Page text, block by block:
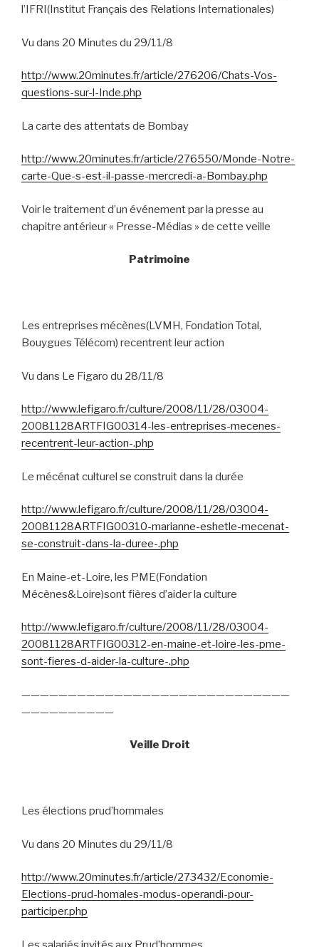
l’IFRI(Institut Français des Relations Internationales)
Vu dans 20 Minutes du 29/11/8
http://www.20minutes.fr/article/276206/Chats-Vos-
questions-sur-l-Inde.php
La carte des attentats de Bombay
http://www.20minutes.fr/article/276550/Monde-Notre-
carte-Que-s-est-il-passe-mercredi-a-Bombay.php
Voir le traitement d’un événement par la presse au
chapitre antérieur « Presse-Médias » de cette veille
Patrimoine
Les entreprises mécènes(LVMH, Fondation Total,
Bouygues Télécom) recentrent leur action
Vu dans Le Figaro du 28/11/8
http://www.lefigaro.fr/culture/2008/11/28/03004-
20081128ARTFIG00314-les-entreprises-mecenes-
recentrent-leur-action-.php
Le mécénat culturel se construit dans la durée
http://www.lefigaro.fr/culture/2008/11/28/03004-
20081128ARTFIG00310-marianne-eshetle-mecenat-
se-construit-dans-la-duree-.php
En Maine-et-Loire, les PME(Fondation
Mécènes&Loire)sont fières d’aider la culture
http://www.lefigaro.fr/culture/2008/11/28/03004-
20081128ARTFIG00312-en-maine-et-loire-les-pme-
sont-fieres-d-aider-la-culture-.php
—————————————————————————————
——————————
Veille Droit
Les élections prud’hommales
Vu dans 20 Minutes du 29/11/8
http://www.20minutes.fr/article/273432/Economie-
Elections-prud-homales-modus-operandi-pour-
participer.php